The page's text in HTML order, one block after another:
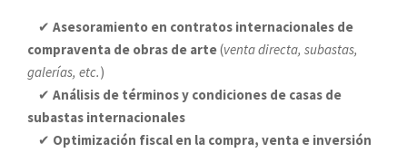
✔ Asesoramiento en contratos internacionales de
compraventa de obras de arte(venta directa, subastas,
galerías, etc.)
✔ Análisis de términos y condiciones de casas de
subastas internacionales
✔ Optimización fiscal en la compra, venta e inversión